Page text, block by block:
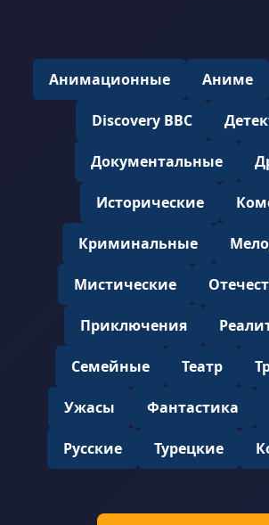
Анимационные Аниме
Discovery BBC
Документальные
Исторические
Криминальные
Мистические
Приключения
Семейные Театр
Ужасы Фантастика
Русские Турецкие